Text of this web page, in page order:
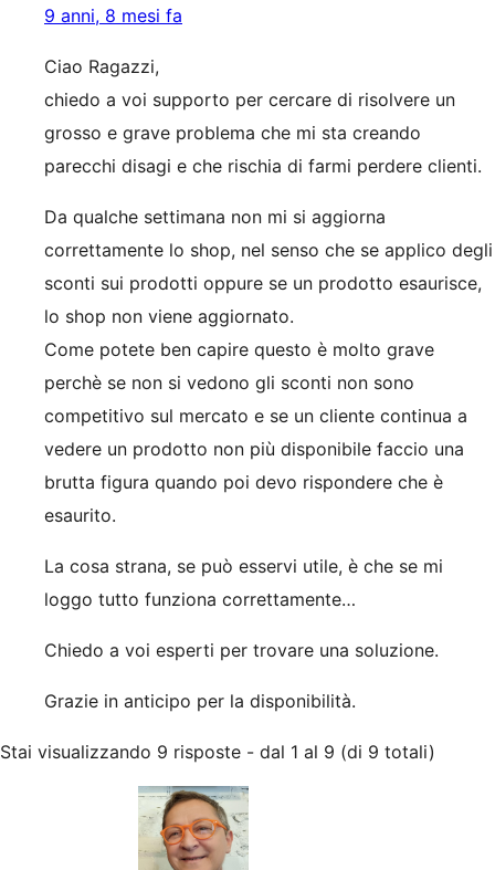
9 anni, 8 mesi fa
Ciao Ragazzi,
chiedo a voi supporto per cercare di risolvere un
grosso e grave problema che mi sta creando
parecchi disagi e che rischia di farmi perdere clienti.
Da qualche settimana non mi si aggiorna
correttamente lo shop, nel senso che se applico degli
sconti sui prodotti oppure se un prodotto esaurisce,
lo shop non viene aggiornato.
Come potete ben capire questo è molto grave
perchè se non si vedono gli sconti non sono
competitivo sul mercato e se un cliente continua a
vedere un prodotto non più disponibile faccio una
brutta figura quando poi devo rispondere che è
esaurito.
La cosa strana, se può esservi utile, è che se mi
loggo tutto funziona correttamente…
Chiedo a voi esperti per trovare una soluzione.
Grazie in anticipo per la disponibilità.
Stai visualizzando 9 risposte - dal 1 al 9 (di 9 totali)